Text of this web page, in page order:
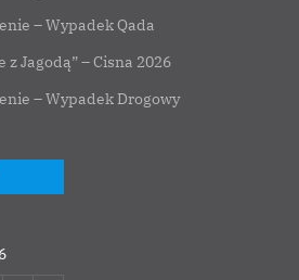
– Wypadek Qada
Jagodą” – Cisna 2026
– Wypadek Drogowy